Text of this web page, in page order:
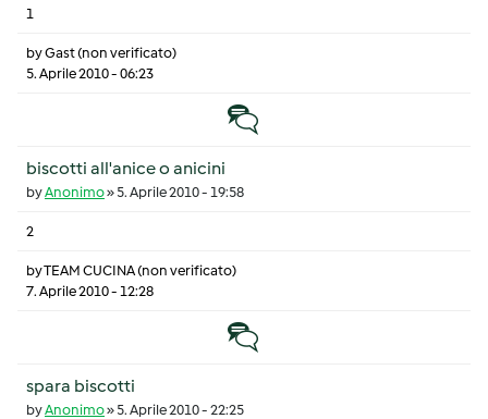
1
byGast (non verificato)
5. Aprile 2010 - 06:23
Discussione normale
biscotti all'anice o anicini
byAnonimo» 5. Aprile 2010 - 19:58
2
byTEAM CUCINA (non verificato)
7. Aprile 2010 - 12:28
Discussione normale
spara biscotti
byAnonimo» 5. Aprile 2010 - 22:25